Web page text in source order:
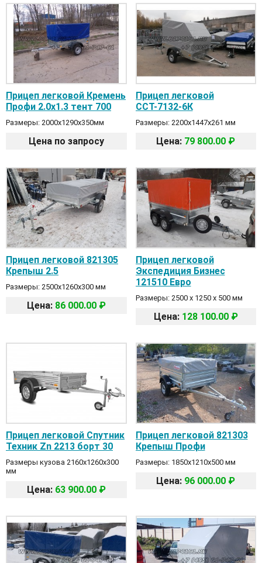
Прицеп легковой Кремень
Профи 2.0х1.3 тент 700
Размеры: 2000х1290х350мм
Цена по запросу
Прицеп легковой
ССТ-7132-6К
Размеры: 2200х1447х261 мм
Цена: 79 800.00 ₽
Прицеп легковой 821305
Крепыш 2.5
Размеры: 2500х1260х300 мм
Цена: 86 000.00 ₽
Прицеп легковой
Экспедиция Бизнес
121510 Евро
Размеры: 2500 х 1250 х 500 мм
Цена: 128 100.00 ₽
Прицеп легковой Спутник
Техник Zn 2213 борт 30
Размеры кузова 2160х1260х300
мм
Цена: 63 900.00 ₽
Прицеп легковой 821303
Крепыш Профи
Размеры: 1850х1210х500 мм
Цена: 96 000.00 ₽